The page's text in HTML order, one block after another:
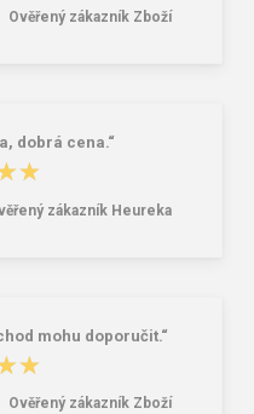
Ověřený zákazník Zboží
dobrá cena.“
zákazník Heureka
mohu doporučit.“
Ověřený zákazník Zboží